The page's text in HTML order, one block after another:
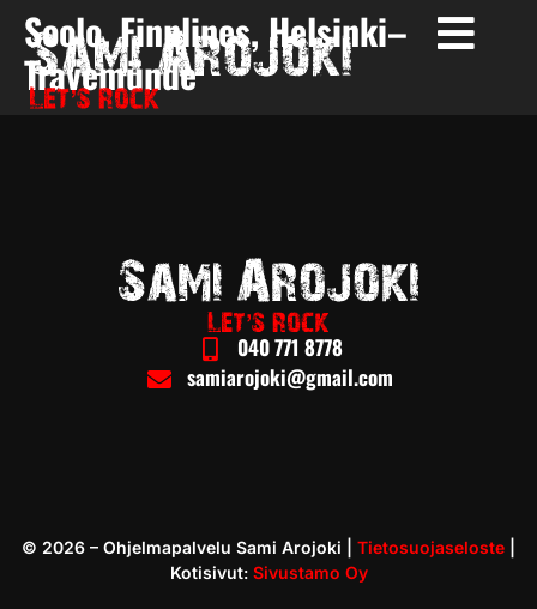
Soolo, Finnlines, Helsinki–
Travemünde
040 771 8778
samiarojoki@gmail.com
© 2026 – Ohjelmapalvelu Sami Arojoki | Tietosuojaseloste
Kotisivut: Sivustamo Oy